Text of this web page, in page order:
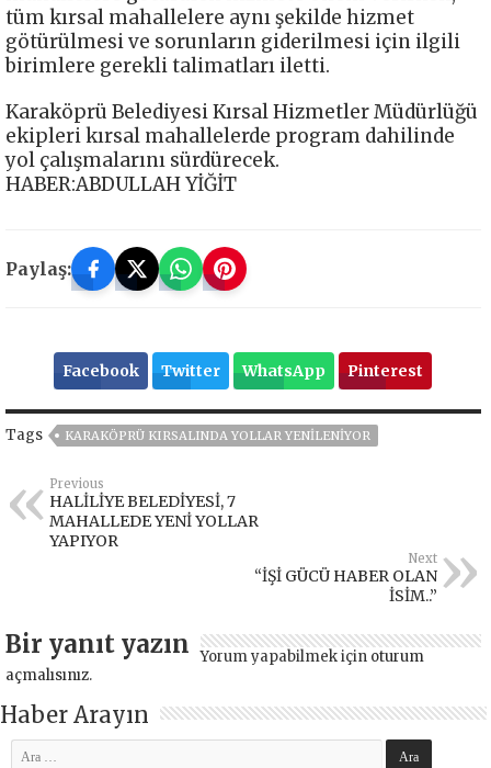
tüm kırsal mahallelere aynı şekilde hizmet
götürülmesi ve sorunların giderilmesi için ilgili
birimlere gerekli talimatları iletti.
Karaköprü Belediyesi Kırsal Hizmetler Müdürlüğü
ekipleri kırsal mahallelerde program dahilinde
yol çalışmalarını sürdürecek.
HABER:ABDULLAH YİĞİT
Paylaş:
Facebook Twitter WhatsApp Pinterest
Tags KARAKÖPRÜ KIRSALINDA YOLLAR YENİLENİYOR
Previous
HALİLİYE BELEDİYESİ, 7
MAHALLEDE YENİ YOLLAR
YAPIYOR
Next
“İŞİ GÜCÜ HABER OLAN
İSİM..”
Bir yanıt yazın Yorum yapabilmek için oturum
açmalısınız.
Haber Arayın